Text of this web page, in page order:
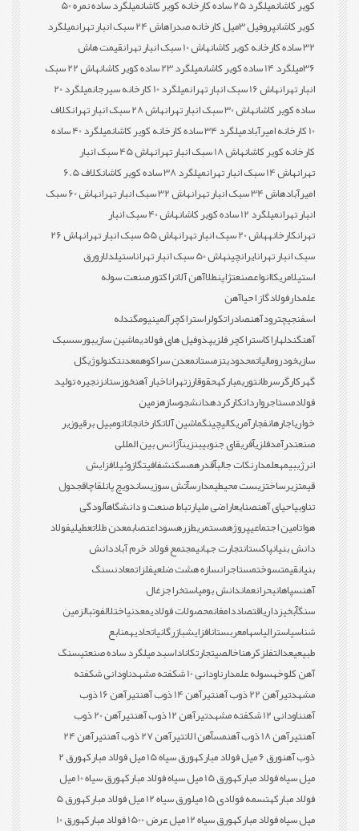
کویر کاشانمیلگرد 25 ساده کارخانه کویر کاشان
میلگرد ساده نمره 50
کویر کاشانپروفیل 3میل کارخانه صدرا هاش 24 سبک انبار تهران
میلگرد
32 ساده کارخانه کویر کاشان
هاش 10 سبک انبار تهران
قیمت هاش
36میلگرد 14 ساده کویر کاشان میلگرد 23 ساده کویر کاشان
هاش 22 سبک
انبار تهرانهاش 16 سبک انبار تهران میلگرد 10 کارخانه سیرجان
میلگرد 20
ساده کویر کاشانهاش 30 سبک انبار تهران هاش 28 سبک انبار تهران
کلاف
10 کارخانه امیرآباد
میلگرد 34 ساده کارخانه کویر کاشان
میلگرد 40 ساده
کارخانه کویر کاشانهاش 18 سبک انبار تهران
هاش 45 سبک انبار
تهرانهاش 14 سبک انبار تهران میلگرد 38 ساده کویر کاشان
کلاف 6.5
امیرآبادهاش 34 سبک انبار تهران هاش 32 سبک انبار تهران
هاش 60 سبک
انبار تهرانمیلگرد 12 ساده کویر کاشان
هاش 40 سبک انبار
تهرانکارخانههاش 20 سبک انبار تهران هاش 55 سبک انبار تهران
هاش 26
سبک انبار تهرانایرانچینهاش 50 سبک انبار تهران استیلدلارورق
استیلامریکاانواعصنعتژاپنطلاآهن آلاتراکتورصنعت سوله
علمدارفولادگاز احیاآهن
اسفنجیچترودآهنصادراتکولراستراکچرآلمینیومگندله
آهنگندلهاراکاستراکچر فلزیپذوفیل های فولادیماشین سازیبورسسبک
سازیخودرومالیاتمحدودیتزمستانمعدن سراکوهمعدنتکنولوژیگل
گهرکارگرسرطانتوریمبارکهحقوقارزتهراناخبار آهنخوزستانزنجیره تولید
فولادمستاجروارداتکارکردهدانشجوسازهزمین
خواریاجارهانفجارآمریکالیچینگماشین آلاتکارخانجاتاتومبیل برقیوزیر
صنعتدرآمدفلزیآفریقای جنوبیبنزینآژانس بین المللی
انرژیبیمهعلمدارنکات جالبآقدرهمسکنشفافیتگازوئیلافزایش
قیمتزیرساختزیست محیطیمدارسآتش سوزیساندویچ پانلقاچاقجدول
تناوبیاحیای آهنصنایعاراضی ملیارتباط صنعت و دانشگاهآلودگی
هواتامین اجتماعیپروژهمستمریطزرهسوداعتصابمعدن طلاتعطیلیفولاد
دانش بنیانپاکستانتجارت جهانیمجتمع فولاد خرم آباددانش
بنیانقیمتسوختمستاجرانسازه هشت ضلعیفلزاتمعادنسنگ
آهنسپاهانبحرانعماندانش بومیاستخراجزغال
سنگآبخیزداریاقتصاددامغانمحصولات فولادیمعدنیاختلالفوتبالزمین
شناسیاسترالیاسهامعربستانافزایشبازرگانیاتحادیهمنابع
طبیعیعدالتفلزکرهناخالصیتجارتکاناداسبد میلگرد ساده صنعتیسنگ
آهن کلوخهسوله علمدارناودانی 10 شکفته مشهد
ناودانی شکفته
مشهدتیرآهن 22 ذوب آهن تیرآهن 14 ذوب آهن
تیرآهن 16 ذوب
آهنناودانی 12 شکفته مشهد تیرآهن 12 ذوب آهن
تیرآهن 20 ذوب
آهنتیرآهن 18 ذوب آهن مسآهن الاتتیرآهن 27 ذوب آهن
تیرآهن 24
ذوب آهنورق 6 میل فولاد مبارکه ورق سیاه 15 میل فولاد مبارکه
ورق 2
میل سیاه فولاد مبارکهورق 15 میل سیاه فولاد مبارکه
ورق سیاه 10 میل
فولاد مبارکهتسمه فولادی 15 میل ورق سیاه 12 میل فولاد مبارکه
ورق 5
میل سیاه فولاد مبارکهورق سیاه 12 میل عرض 1500 فولاد مبارکه
ورق 10